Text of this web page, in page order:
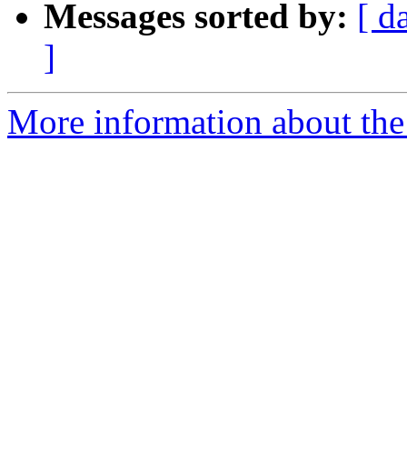
Messages sorted by: [
]
More information about